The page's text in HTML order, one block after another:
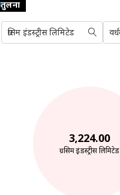
तुलना
ग्रसिम इंडस्ट्रीस लिमिटेड
3,224.00
ग्रसिम इंडस्ट्रीस लिमिटेड